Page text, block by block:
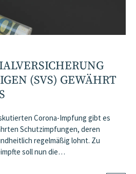
(SVS) GEWÄHRT
Corona-Impfung gibt es
Schutzimpfungen, deren
regelmäßig lohnt. Zu
soll nun die…